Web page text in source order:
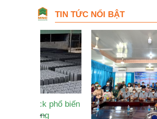
TIN TỨC NỔI BẬT
phổ biến